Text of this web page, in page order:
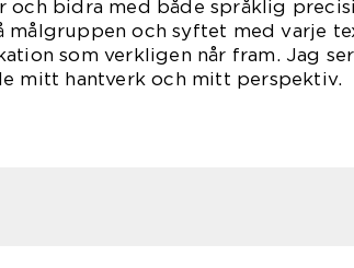
och bidra med både språklig
och syftet med varje
som verkligen når fram. Jag
mitt hantverk och mitt perspektiv.